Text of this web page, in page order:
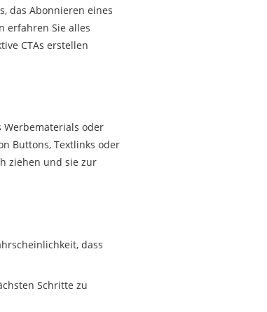
das Abonnieren eines
erfahren Sie alles
CTAs erstellen
Werbematerials oder
Buttons, Textlinks oder
ziehen und sie zur
dass
Schritte zu